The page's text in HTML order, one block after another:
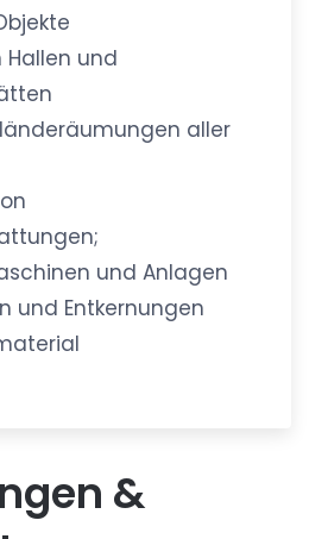
und
aller
und Anlagen
und Entkernungen
&